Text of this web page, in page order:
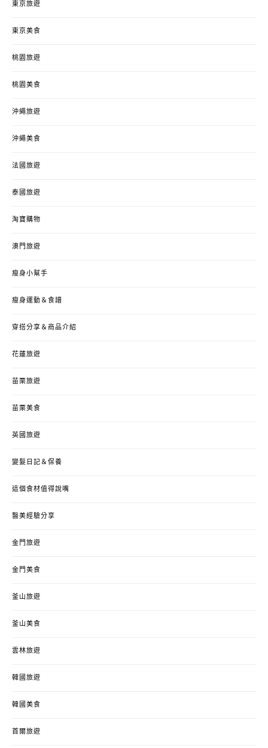
東京旅遊
東京美食
桃園旅遊
桃園美食
沖繩旅遊
沖繩美食
法國旅遊
泰國旅遊
淘寶購物
澳門旅遊
瘦身小幫手
瘦身運動＆食譜
穿搭分享＆商品介紹
花蓮旅遊
苗栗旅遊
苗栗美食
英國旅遊
變髮日記＆保養
這個食材值得說嘴
醫美經驗分享
金門旅遊
金門美食
釜山旅遊
釜山美食
雲林旅遊
韓國旅遊
韓國美食
首爾旅遊